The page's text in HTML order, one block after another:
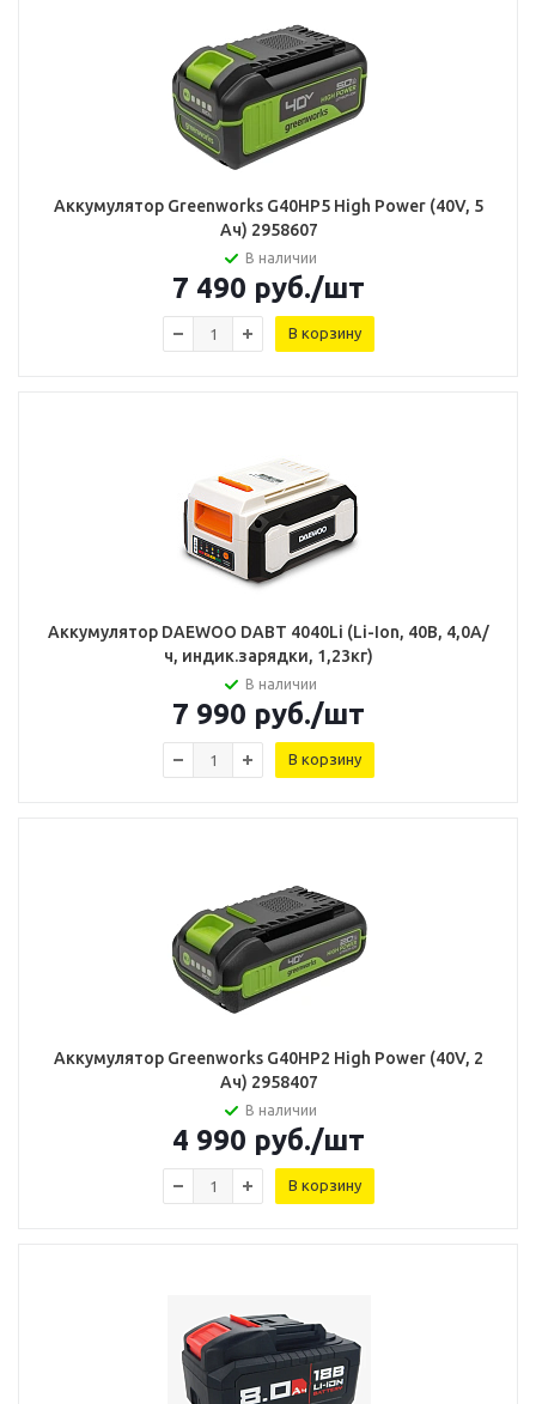
Аккумулятор Greenworks G40HP5 High Power (40V, 5
Ач) 2958607
В наличии
7 490 руб./шт
В корзину
Аккумулятор DAEWOO DABT 4040Li (Li-Ion, 40В, 4,0А/
ч, индик.зарядки, 1,23кг)
В наличии
7 990 руб./шт
В корзину
Аккумулятор Greenworks G40HP2 High Power (40V, 2
Ач) 2958407
В наличии
4 990 руб./шт
В корзину